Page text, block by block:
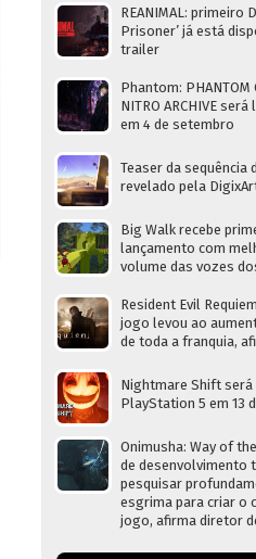
REANIMAL: primeiro
Prisoner’ já está
trailer
Phantom: PHANTOM
NITRO ARCHIVE
em 4 de setembro
Teaser da sequência
revelado pela
Big Walk recebe
lançamento com
volume das vozes
Resident Evil
jogo levou ao
de toda a franquia,
Nightmare Shift será
PlayStation 5 em 13
Onimusha: Way of
de desenvolvimento
pesquisar
esgrima para criar o
jogo, afirma diretor